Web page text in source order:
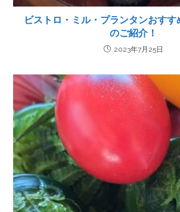
ビストロ・ミル・プランタンおす
のご紹介！
2023年7月25日